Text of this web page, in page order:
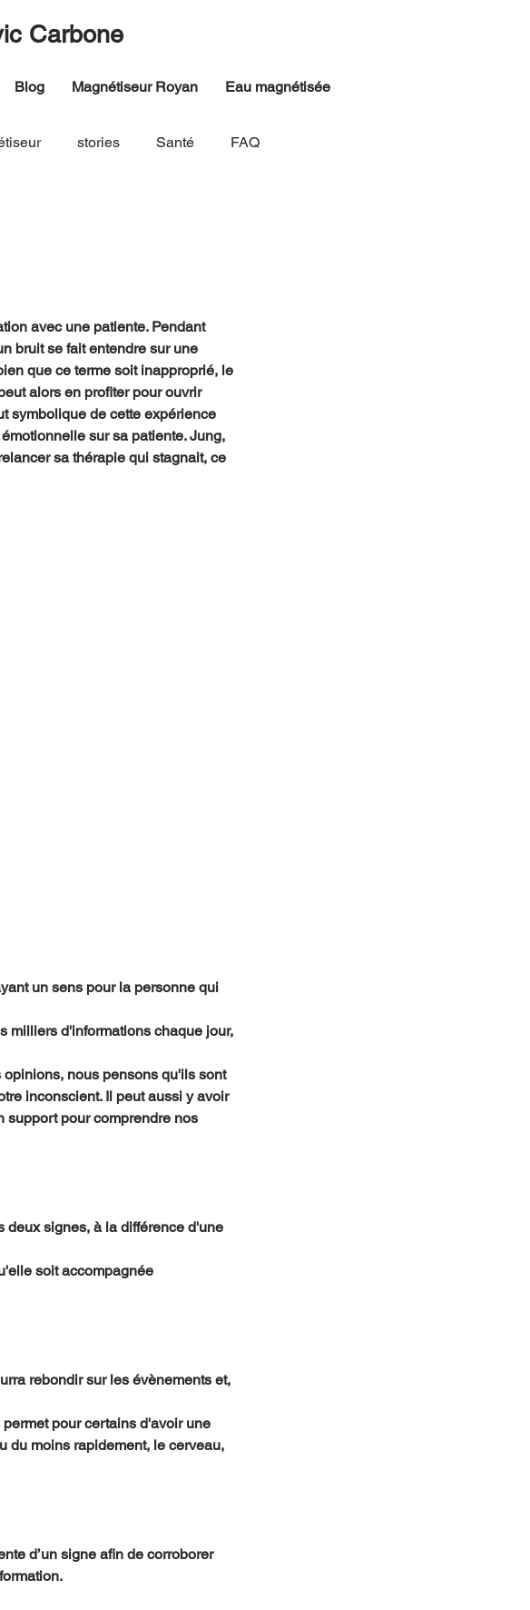
Blog Magnétiseur Royan Eau magnétisée
Carbone
stories Santé FAQ
avec une patiente. Pendant
bruit se fait entendre sur une
que ce terme soit inapproprié, le
alors en profiter pour ouvrir
symbolique de cette expérience
sur sa patiente. Jung,
sa thérapie qui stagnait, ce
un sens pour la personne qui
milliers d'informations chaque jour,
nous pensons qu'ils sont
inconscient. Il peut aussi y avoir
support pour comprendre nos
deux signes, à la différence d'une
soit accompagnée
rebondir sur les évènements et,
pour certains d'avoir une
du moins rapidement, le cerveau,
d’un signe afin de corroborer